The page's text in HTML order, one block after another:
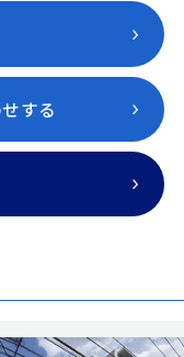
する